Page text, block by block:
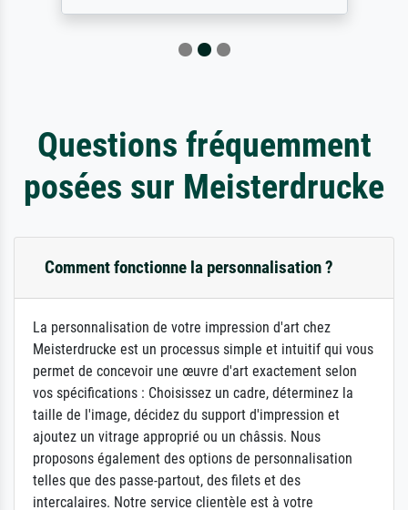
Questions fréquemment
posées sur Meisterdrucke
Comment fonctionne la personnalisation ?
La personnalisation de votre impression d'art chez
Meisterdrucke est un processus simple et intuitif qui vous
permet de concevoir une œuvre d'art exactement selon
vos spécifications : Choisissez un cadre, déterminez la
taille de l'image, décidez du support d'impression et
ajoutez un vitrage approprié ou un châssis. Nous
proposons également des options de personnalisation
telles que des passe-partout, des filets et des
intercalaires. Notre service clientèle est à votre